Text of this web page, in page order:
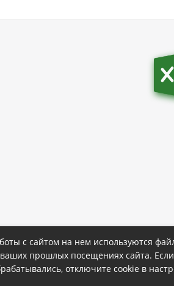
с сайтом на нем используются
прошлых посещениях сайта.
отключите cookie в